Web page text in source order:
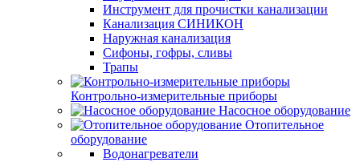
Инструмент для прочистки канализации
Канализация СИНИКОН
Наружная канализация
Сифоны, гофры, сливы
Трапы
Контрольно-измерительные приборы
Насосное оборудование
Отопительное
оборудование
Водонагреватели